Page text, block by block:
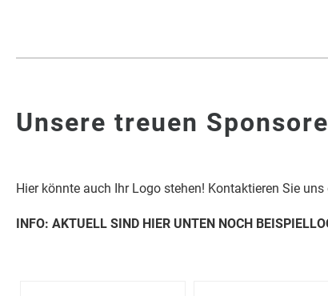
Unsere treuen
Hier könnte auch Ihr Logo stehen! Kontaktieren Sie
INFO: AKTUELL SIND HIER UNTEN NOCH